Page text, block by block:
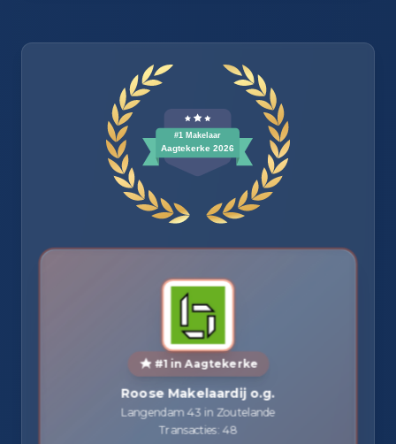
#1 in Aagtekerke
Roose Makelaardij o.g.
Langendam 43 in Zoutelande
Transacties: 48